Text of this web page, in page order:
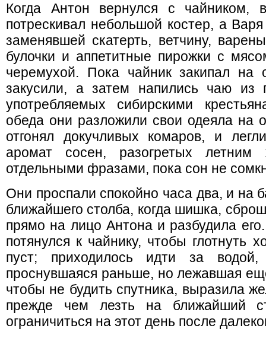
Когда Антон вернулся с чайником,
потрескивал небольшой костер, а
заменявшей скатерть, ветчину,
булочки и аппетитные пирожки с
черемухой. Пока чайник закипал на
закусили, а затем напились чаю из
употребляемых сибирскими
обеда они разложили свои одеяла на
отгонял докучливых комаров, и
аромат сосен, разогретых
отдельными фразами, пока сон не
Они проспали спокойно часа два, и на
ближайшего столба, когда шишка,
прямо на лицо Антона и разбудила
потянулся к чайнику, чтобы глотнуть
пуст; приходилось идти за
проснувшаяся раньше, но лежавшая
чтобы не будить спутника, выразила
прежде чем лезть на ближайший
ограничиться на этот день после